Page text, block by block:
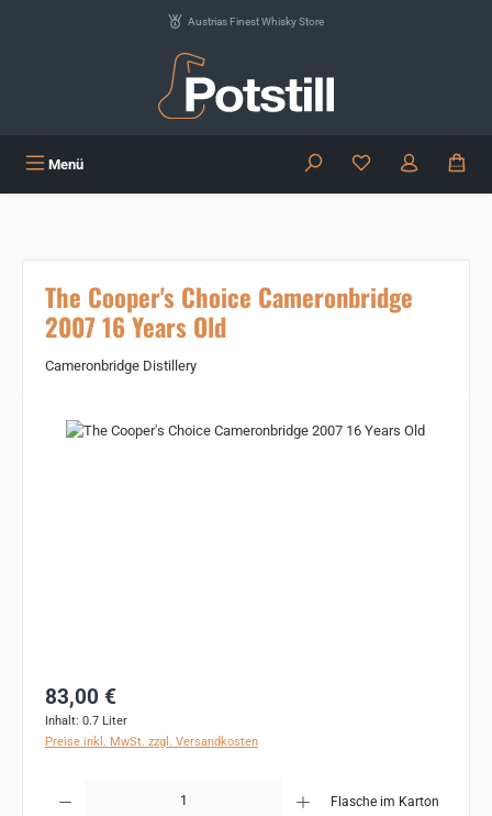
Austrias Finest Whisky Store
Menü Du hast 0
The Cooper's Choice Cameronbridge
2007 16 Years Old
Cameronbridge Distillery
Bildergalerie überspringen
Regulärer Preis:
83,00 €
Inhalt: 0.7 Liter
Preise inkl. MwSt. zzgl. Versandkosten
Flasche im Karton